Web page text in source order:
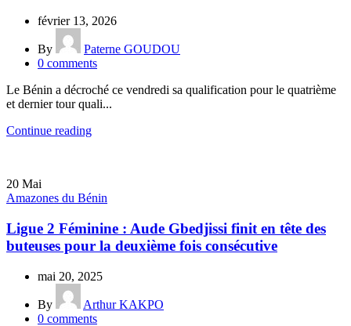
février 13, 2026
By
Paterne GOUDOU
0 comments
Le Bénin a décroché ce vendredi sa qualification pour le quatrième
et dernier tour quali...
Continue reading
20 Mai
Amazones du Bénin
Ligue 2 Féminine : Aude Gbedjissi finit en tête des
buteuses pour la deuxième fois consécutive
mai 20, 2025
By
Arthur KAKPO
0 comments